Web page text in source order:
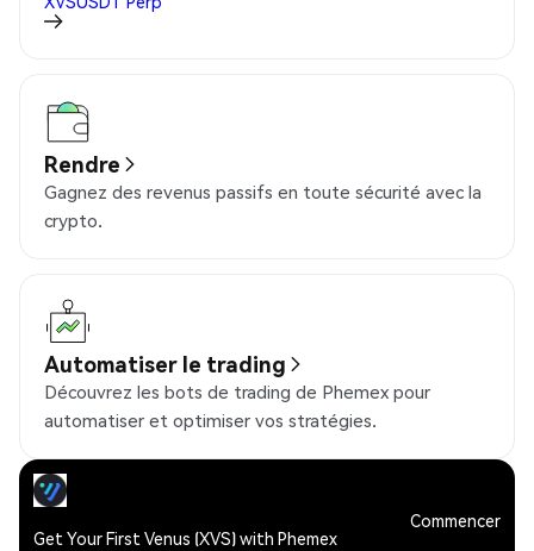
Rendre
Gagnez des revenus passifs en toute sécurité avec la
crypto.
Automatiser le trading
Découvrez les bots de trading de Phemex pour
automatiser et optimiser vos stratégies.
Get Your First Venus (XVS) with Phemex
Commencer